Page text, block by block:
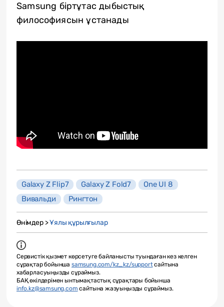
Samsung біртұтас дыбыстық
философиясын ұстанады
Galaxy Z Flip7 Galaxy Z Fold7
One UI 8
Вивальди
Рингтон
Өнімдер >Ұялы құрылғылар
Сервистік қызмет көрсетуге байланысты туындаған кез келген
сұрақтар бойынша samsung.com/kz_kz/supportсайтына
хабарласуыңызды сұраймыз.
БАҚ өкілдерімен ынтымақтастық сұрақтары бойынша
info.kz@samsung.com сайтына жазуыңызды сұраймыз.